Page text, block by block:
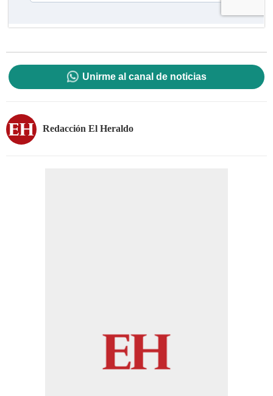
Unirme al canal de noticias
Redacción El Heraldo